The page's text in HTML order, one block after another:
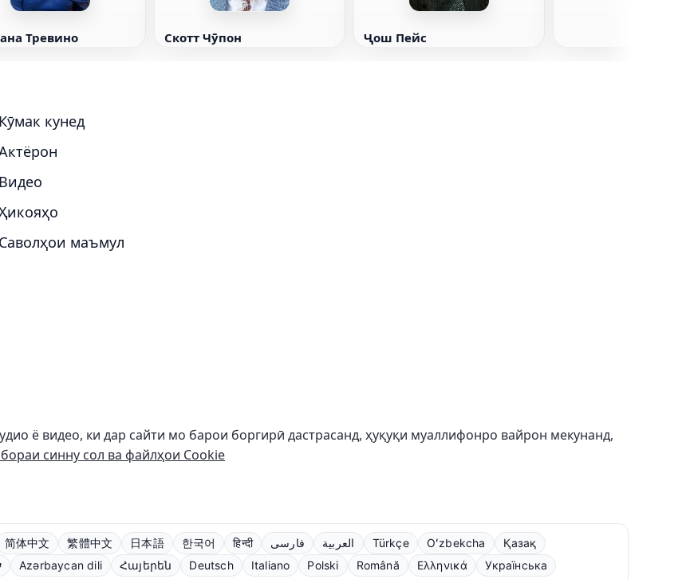
Тревино Скотт Чӯпон Ҷош Пейс
Кӯмак кунед
Видео
Саволҳои маъмул
ё видео, ки дар сайти мо барои боргирӣ дастрасанд, ҳуқуқи муаллифонро вайрон мекунанд,
синну сол ва файлҳои Cookie
简体中文 繁體中文 日本語 한국어 हिन्दी فارسی العربية Türkçe Oʻzbekcha
Қазақ
Azərbaycan dili Հայերեն Deutsch Italiano Polski Română Ελληνικά Українська